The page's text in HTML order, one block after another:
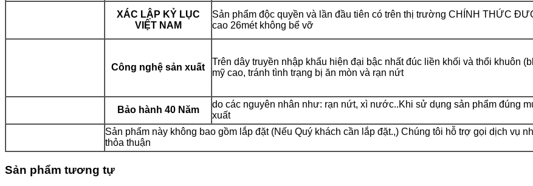
XÁC LẬP KỶ LỤC
VIỆT NAM
Sản phẩm độc quyền và lần đầu tiên có trên thị trường CHÍNH THỨC
cao 26mét không bể vỡ
Công nghệ sản xuất
Trên dây truyền nhập khẩu hiện đại bậc nhất đúc liền khối và thổi khuôn
mỹ cao, tránh tình trạng bị ăn mòn và rạn nứt
Bảo hành 40 Năm
do các nguyên nhân như: rạn nứt, xì nước..Khi sử dụng sản phẩm đúng
xuất
Sản phẩm này không bao gồm lắp đặt (Nếu Quý khách cần lắp đặt.,) Chúng tôi hỗ trợ gọi dịch vụ
thỏa thuận
Sản phẩm tương tự